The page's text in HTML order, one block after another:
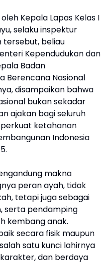
Kepala Lapas Kelas I
selaku inspektur
tersebut, beliau
Kependudukan dan
Badan
Berencana Nasional
disampaikan bahwa
bukan sekadar
ajakan bagi seluruh
ketahanan
Indonesia
makna
peran ayah, tidak
tetapi juga sebagai
serta pendamping
kembang anak.
secara fisik maupun
satu kunci lahirnya
dan berdaya